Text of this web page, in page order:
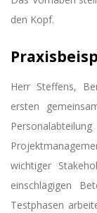
den Kopf.
Herr Steffens,
ersten
wichtiger
einschlägigen
Testphasen